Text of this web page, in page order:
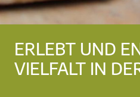
ERLEBT UND
VIELFALT IN